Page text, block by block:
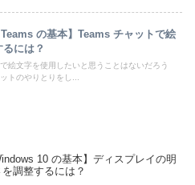
の基本】Teams チャットで絵
には？
絵文字を使用したいと思うことはないだろう
トのやりとりをし...
10 の基本】ディスプレイの明
を調整するには？